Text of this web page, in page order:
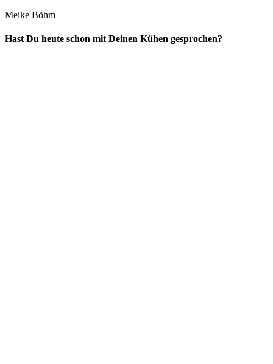
Meike Böhm
Hast Du heute schon mit Deinen Kühen gesprochen?